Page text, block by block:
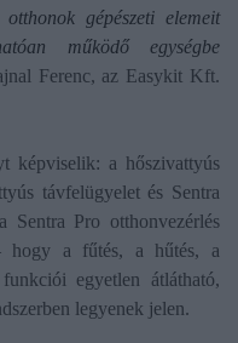
gépészeti elemeit
működő egységbe
Ferenc, az Easykit Kft.
képviselik: a hőszivattyús
távfelügyelet és Sentra
Sentra Pro otthonvezérlés
hogy a fűtés, a hűtés, a
egyetlen átlátható,
legyenek jelen.